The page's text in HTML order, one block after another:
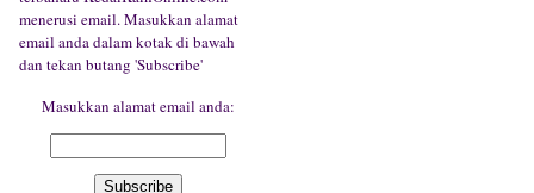
menerusi email. Masukkan alamat
email anda dalam kotak di bawah
dan tekan butang 'Subscribe'
Masukkan alamat email anda: